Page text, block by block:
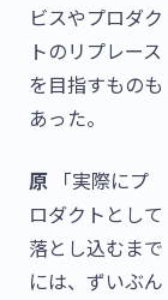
ビスやプロダク
トのリプレース
を目指すものも
あった。
原 「実際にプ
ロダクトとして
落とし込むまで
には、ずいぶん